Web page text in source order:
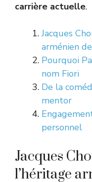
carrière actuelle.
Jacques
arménien
Pourquoi
nom Fiori
De la
mentor
personnel
Jacques
l’héritage